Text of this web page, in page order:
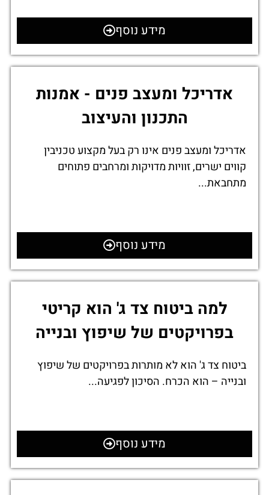
מידע נוסף
אדריכל ומעצב פנים - אמנות
התכנון והעיצוב
אדריכל ומעצב פנים אינו רק בעל מקצוע טכניבין
קווים ישרים, זוויות מדויקות ומרחבים פתוחים
מתחבאת...
מידע נוסף
למה ביטוח צד ג' הוא קריטי
בפרויקטים של שיפוץ ובנייה
ביטוח צד ג' הוא לא מותרות בפרויקטים של שיפוץ
ובנייה – הוא הכרח. הסיכון לפגיעה...
מידע נוסף